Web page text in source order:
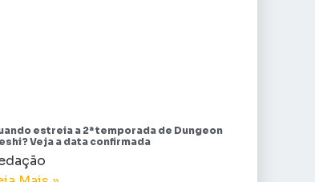
estreia a 2ª temporada de Dungeon
Veja a data confirmada